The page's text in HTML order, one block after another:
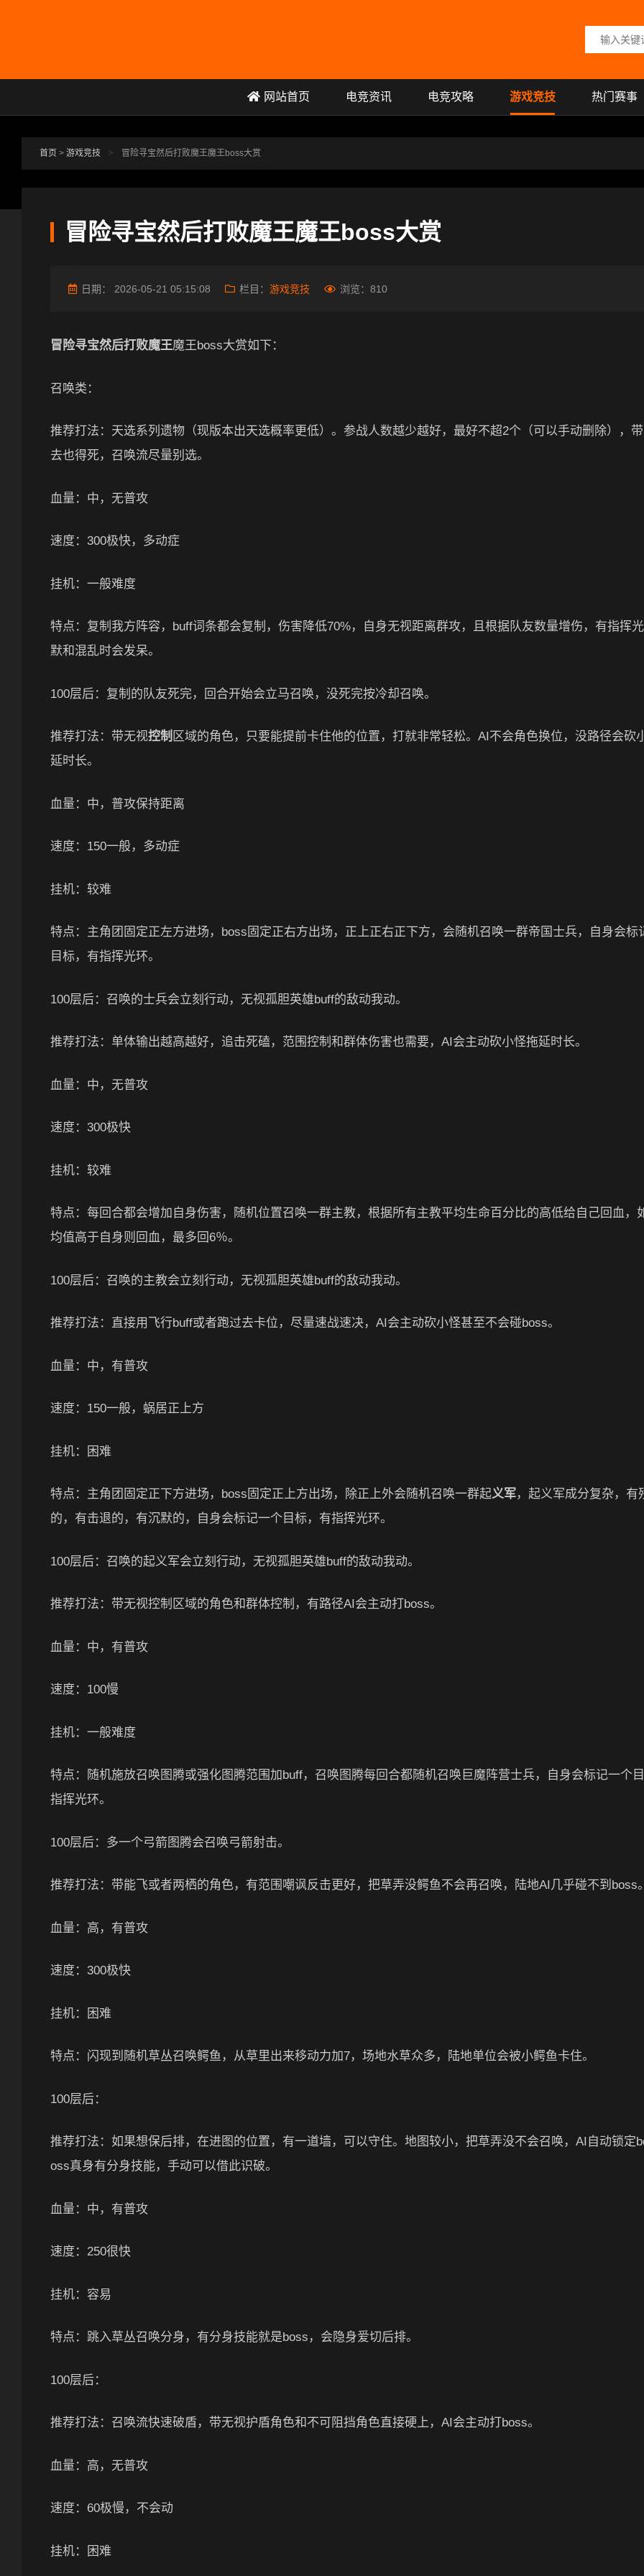
搜索关键词
网站首页 电竞资讯 电竞攻略 游戏竞技 热门赛事
首页 > 游戏竞技 > 冒险寻宝然后打败魔王魔王boss大赏
冒险寻宝然后打败魔王魔王boss大赏
日期： 2026-05-21 05:15:08 栏目： 游戏竞技 浏览： 810
冒险寻宝然后打败魔王魔王boss大赏如下：
召唤类：
推荐打法：天选系列遗物（现版本出天选概率更低）。参战人数越少越好，最好不超2个（可以手动删除），
去也得死，召唤流尽量别选。
血量：中，无普攻
速度：300极快，多动症
挂机：一般难度
特点：复制我方阵容，buff词条都会复制，伤害降低70%，自身无视距离群攻，且根据队友数量增伤，有指挥
默和混乱时会发呆。
100层后：复制的队友死完，回合开始会立马召唤，没死完按冷却召唤。
推荐打法：带无视控制 区域的角色，只要能提前卡住他的位置，打就非常轻松。AI不会角色换位，没路径会砍
延时长。
血量：中，普攻保持距离
速度：150一般，多动症
挂机：较难
特点：主角团固定正左方进场，boss固定正右方出场，正上正右正下方，会随机召唤一群帝国士兵，自身会标
目标，有指挥光环。
100层后：召唤的士兵会立刻行动，无视孤胆英雄buff的敌动我动。
推荐打法：单体输出越高越好，追击死磕，范围控制和群体伤害也需要，AI会主动砍小怪拖延时长。
血量：中，无普攻
速度：300极快
挂机：较难
特点：每回合都会增加自身伤害，随机位置召唤一群主教，根据所有主教平均生命百分比的高低给自己回血，
均值高于自身则回血，最多回6％。
100层后：召唤的主教会立刻行动，无视孤胆英雄buff的敌动我动。
推荐打法：直接用飞行buff或者跑过去卡位，尽量速战速决，AI会主动砍小怪甚至不会碰boss。
血量：中，有普攻
速度：150一般，蜗居正上方
挂机：困难
特点：主角团固定正下方进场，boss固定正上方出场，除正上外会随机召唤一群起义军，起义军成分复杂，有
的，有击退的，有沉默的，自身会标记一个目标，有指挥光环。
100层后：召唤的起义军会立刻行动，无视孤胆英雄buff的敌动我动。
推荐打法：带无视控制区域的角色和群体控制，有路径AI会主动打boss。
血量：中，有普攻
速度：100慢
挂机：一般难度
特点：随机施放召唤图腾或强化图腾范围加buff，召唤图腾每回合都随机召唤巨魔阵营士兵，自身会标记一个
指挥光环。
100层后：多一个弓箭图腾会召唤弓箭射击。
推荐打法：带能飞或者两栖的角色，有范围嘲讽反击更好，把草弄没鳄鱼不会再召唤，陆地AI几乎碰不到boss
血量：高，有普攻
速度：300极快
挂机：困难
特点：闪现到随机草丛召唤鳄鱼，从草里出来移动力加7，场地水草众多，陆地单位会被小鳄鱼卡住。
100层后：
推荐打法：如果想保后排，在进图的位置，有一道墙，可以守住。地图较小，把草弄没不会召唤，AI自动锁定
oss真身有分身技能，手动可以借此识破。
血量：中，有普攻
速度：250很快
挂机：容易
特点：跳入草丛召唤分身，有分身技能就是boss，会隐身爱切后排。
100层后：
推荐打法：召唤流快速破盾，带无视护盾角色和不可阻挡角色直接硬上，AI会主动打boss。
血量：高，无普攻
速度：60极慢，不会动
挂机：困难